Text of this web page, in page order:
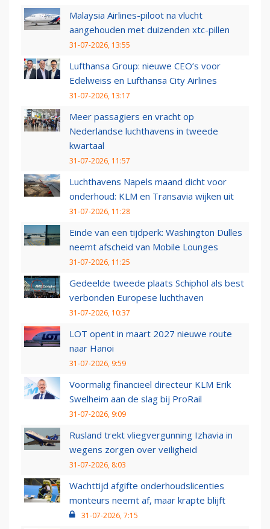
Malaysia Airlines-piloot na vlucht
aangehouden met duizenden xtc-pillen
31-07-2026, 13:55
Lufthansa Group: nieuwe CEO’s voor
Edelweiss en Lufthansa City Airlines
31-07-2026, 13:17
Meer passagiers en vracht op
Nederlandse luchthavens in tweede
kwartaal
31-07-2026, 11:57
Luchthavens Napels maand dicht voor
onderhoud: KLM en Transavia wijken uit
31-07-2026, 11:28
Einde van een tijdperk: Washington Dulles
neemt afscheid van Mobile Lounges
31-07-2026, 11:25
Gedeelde tweede plaats Schiphol als best
verbonden Europese luchthaven
31-07-2026, 10:37
LOT opent in maart 2027 nieuwe route
naar Hanoi
31-07-2026, 9:59
Voormalig financieel directeur KLM Erik
Swelheim aan de slag bij ProRail
31-07-2026, 9:09
Rusland trekt vliegvergunning Izhavia in
wegens zorgen over veiligheid
31-07-2026, 8:03
Wachttijd afgifte onderhoudslicenties
monteurs neemt af, maar krapte blijft
31-07-2026, 7:15